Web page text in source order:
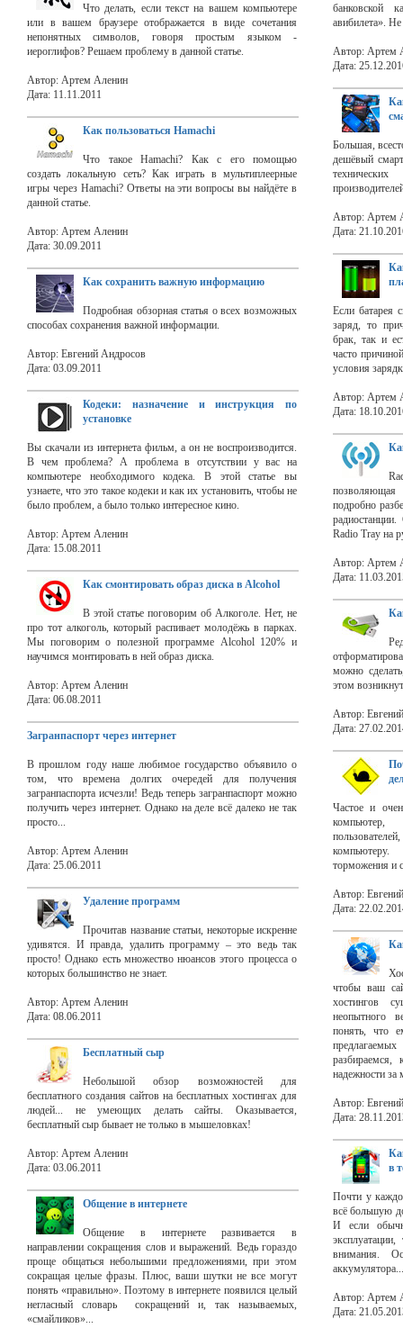
Что делать, если текст на вашем компьютере
или в вашем браузере отображается в виде сочетания
непонятных символов, говоря простым языком -
иероглифов? Решаем проблему в данной статье.
Автор: Артем Аленин
Дата: 11.11.2011
Как пользоваться Hamachi
Что такое Hamachi? Как с его помощью
создать локальную сеть? Как играть в мультиплеерные
игры через Hamachi? Ответы на эти вопросы вы найдёте в
данной статье.
Автор: Артем Аленин
Дата: 30.09.2011
Как сохранить важную информацию
Подробная обзорная статья о всех возможных
способах сохранения важной информации.
Автор: Евгений Андросов
Дата: 03.09.2011
Кодеки: назначение и инструкция по
установке
Вы скачали из интернета фильм, а он не воспроизводится.
В чем проблема? А проблема в отсутствии у вас на
компьютере необходимого кодека. В этой статье вы
узнаете, что это такое кодеки и как их установить, чтобы не
было проблем, а было только интересное кино.
Автор: Артем Аленин
Дата: 15.08.2011
Как смонтировать образ диска в Alcohol
В этой статье поговорим об Алкоголе. Нет, не
про тот алкоголь, который распивает молодёжь в парках.
Мы поговорим о полезной программе Alcohol 120% и
научимся монтировать в ней образ диска.
Автор: Артем Аленин
Дата: 06.08.2011
Загранпаспорт через интернет
В прошлом году наше любимое государство объявило о
том, что времена долгих очередей для получения
загранпаспорта исчезли! Ведь теперь загранпаспорт можно
получить через интернет. Однако на деле всё далеко не так
просто...
Автор: Артем Аленин
Дата: 25.06.2011
Удаление программ
Прочитав название статьи, некоторые искренне
удивятся. И правда, удалить программу – это ведь так
просто! Однако есть множество нюансов этого процесса о
которых большинство не знает.
Автор: Артем Аленин
Дата: 08.06.2011
Бесплатный сыр
Небольшой обзор возможностей для
бесплатного создания сайтов на бесплатных хостингах для
людей... не умеющих делать сайты. Оказывается,
бесплатный сыр бывает не только в мышеловках!
Автор: Артем Аленин
Дата: 03.06.2011
Общение в интернете
Общение в интернете развивается в
направлении сокращения слов и выражений. Ведь гораздо
проще общаться небольшими предложениями, при этом
сокращая целые фразы. Плюс, ваши шутки не все могут
понять «правильно». Поэтому в интернете появился целый
негласный словарь сокращений и, так называемых,
«смайликов»...
банковской
авибилета».
Автор: Артем
Дата:
Большая,
дешёвый
Автор: Артем
Дата:
Если батарея
заряд, то
брак, так и
часто
условия
Автор: Артем
Дата:
позволяющая
подробно
Radio Tray на
Автор: Артем
Дата:
можно
этом
Автор:
Дата:
Частое и
торможения и
Автор:
Дата:
чтобы ваш
хостингов
неопытного
понять, что
надежности за
Автор:
Дата:
в
Почти у
всё большую
И если
внимания.
аккумулятора...
Автор: Артем
Дата: